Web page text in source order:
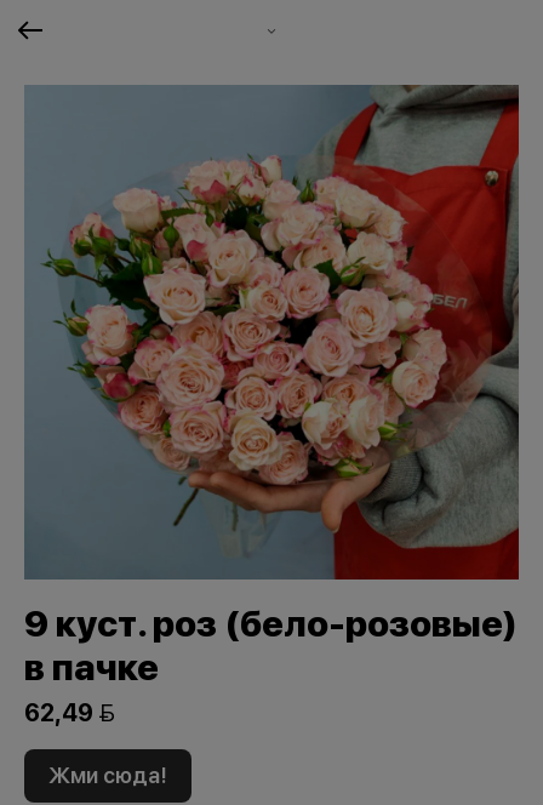
9 куст. роз (бело-розовые)
в пачке
62,49 
Жми сюда!